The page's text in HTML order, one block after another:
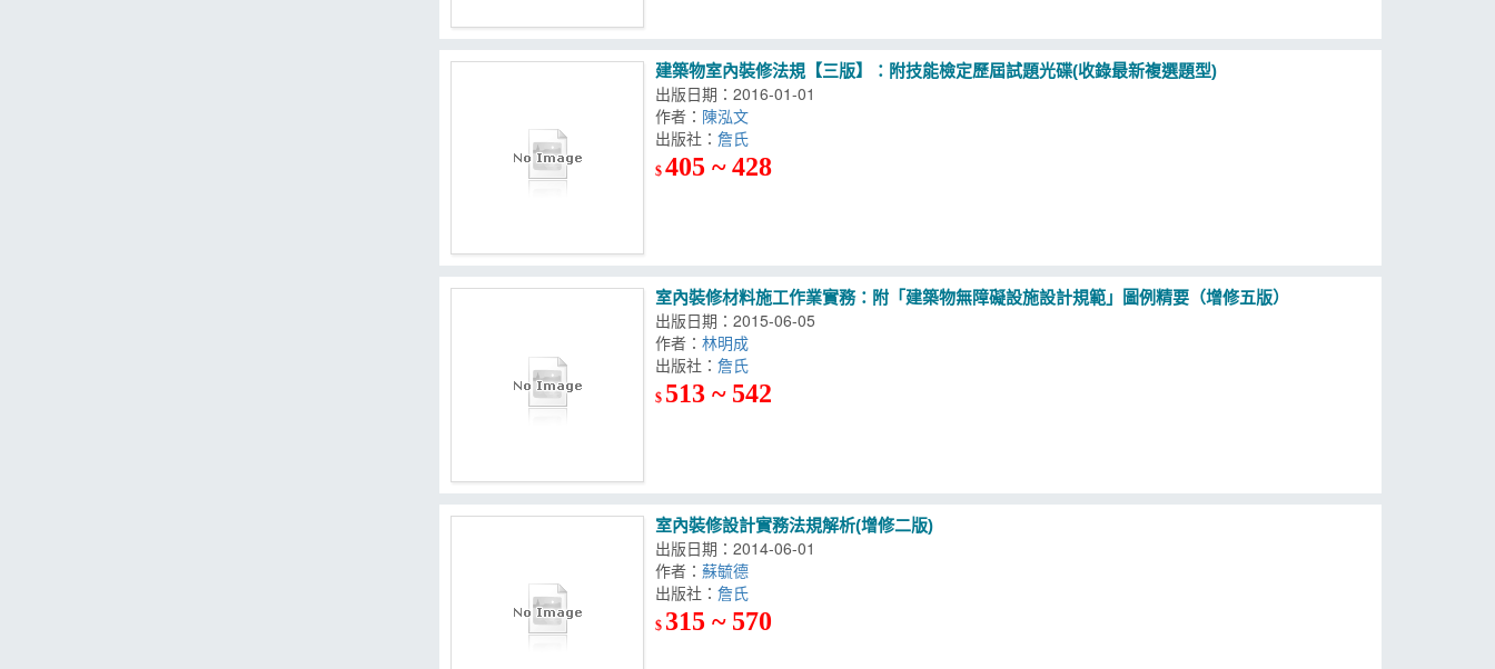
建築物室內裝修法規【三版】：附技能檢定歷屆試題光碟(收錄最新複選題型)
出版日期：2016-01-01
作者： 陳泓文
出版社：
$405 ~ 428
室內裝修材料施工作業實務：附「建築物無障礙設施設計規範」圖例精要（增修五版）
出版日期：2015-06-05
作者：林明成
出版社：
$ 513 ~ 542
室內裝修設計實務法規解析(增修二版)
出版日期：2014-06-01
作者：蘇毓德
出版社：
$ 315 ~ 570